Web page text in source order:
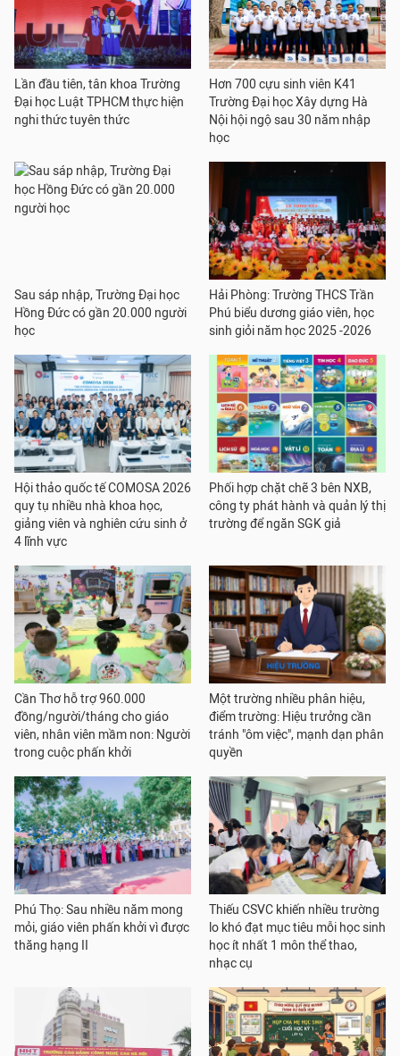
Lần đầu tiên, tân khoa Trường
Đại học Luật TPHCM thực hiện
nghi thức tuyên thức
Hơn 700 cựu sinh viên K41
Trường Đại học Xây dựng Hà
Nội hội ngộ sau 30 năm nhập
học
Sau sáp nhập, Trường Đại học
Hồng Đức có gần 20.000 người
học
Hải Phòng: Trường THCS Trần
Phú biểu dương giáo viên, học
sinh giỏi năm học 2025 -2026
Hội thảo quốc tế COMOSA 2026
quy tụ nhiều nhà khoa học,
giảng viên và nghiên cứu sinh ở
4 lĩnh vực
Phối hợp chặt chẽ 3 bên NXB,
công ty phát hành và quản lý thị
trường để ngăn SGK giả
Cần Thơ hỗ trợ 960.000
đồng/người/tháng cho giáo
viên, nhân viên mầm non: Người
trong cuộc phấn khởi
Một trường nhiều phân hiệu,
điểm trường: Hiệu trưởng cần
tránh "ôm việc", mạnh dạn phân
quyền
Phú Thọ: Sau nhiều năm mong
mỏi, giáo viên phấn khởi vì được
thăng hạng II
Thiếu CSVC khiến nhiều trường
lo khó đạt mục tiêu mỗi học sinh
học ít nhất 1 môn thể thao,
nhạc cụ